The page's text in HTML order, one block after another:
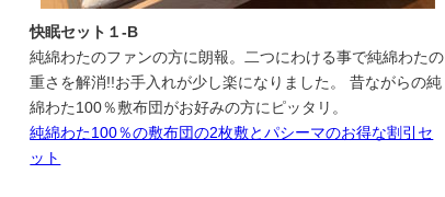
快眠セット１-B
純綿わたのファンの方に朗報。二つにわける事で純綿わたの
重さを解消!!お手入れが少し楽になりました。 昔ながらの純
綿わた100％敷布団がお好みの方にピッタリ。
純綿わた100％の敷布団の2枚敷とパシーマのお得な割引セ
ット